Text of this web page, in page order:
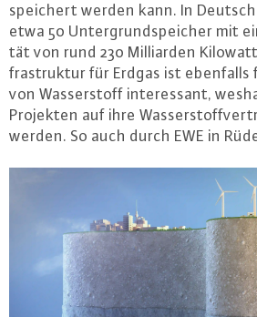
spei­chert werden kann. In
etwa 50 Un­ter­grund­spei­cher mit
tät von rund 230 Mil­li­ar­den
fra­struk­tur für Erdgas ist ebenfalls
von Was­ser­stoff in­ter­es­sant,
Projekten auf ihre
werden. So auch durch EWE in